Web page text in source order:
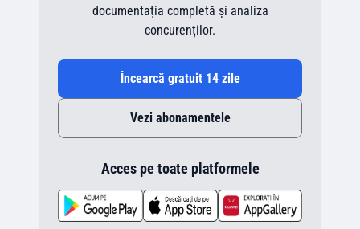
documentația completă și analiza
concurenților.
Încearcă gratuit 14 zile
Vezi abonamentele
Acces pe toate platformele